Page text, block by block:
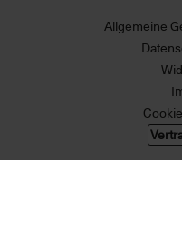
Allgemeine